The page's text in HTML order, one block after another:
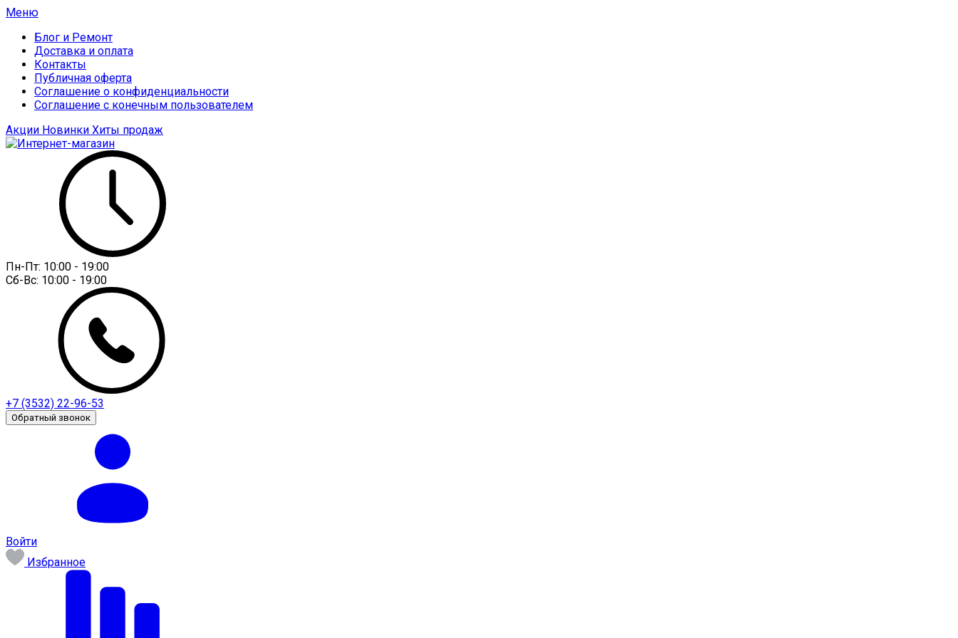
Меню
Блог и Ремонт
Доставка и оплата
Контакты
Публичная оферта
Соглашение о конфиденциальности
Соглашение с конечным пользователем
Акции Новинки Хиты продаж
Пн-Пт: 10:00 - 19:00
Сб-Вс: 10:00 - 19:00
+7 (3532) 22-96-53
Обратный звонок
Войти
Избранное